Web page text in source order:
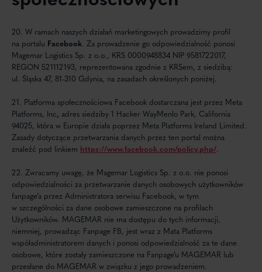
20. W ramach naszych działań marketingowych prowadzimy profil
na portalu Facebook. Za prowadzenie go odpowiedzialność ponosi
Magemar Logistics Sp. z o.o., KRS 0000948834 NIP 9581722017,
REGON 521112193, reprezentowana zgodnie z KRSem, z siedzibą:
ul. Śląska 47, 81-310 Gdynia, na zasadach określonych poniżej.
21. Platforma społecznościowa Facebook dostarczana jest przez Meta
Platforms, Inc, adres siedziby 1 Hacker WayMenlo Park, California
94025, która w Europie działa poprzez Meta Platforms Ireland Limited.
Zasady dotyczące przetwarzania danych przez ten portal można
znaleźć pod linkiem https://www.facebook.com/policy.php/.
22. Zwracamy uwagę, że Magemar Logistics Sp. z o.o. nie ponosi
odpowiedzialności za przetwarzanie danych osobowych użytkowników
fanpage’a przez Administratora serwisu Facebook, w tym
w szczególności za dane osobowe zamieszczone na profilach
Użytkowników. MAGEMAR nie ma dostępu do tych informacji,
niemniej, prowadząc Fanpage FB, jest wraz z Mata Platforms
współadministratorem danych i ponosi odpowiedzialność za te dane
osobowe, które zostały zamieszczone na Fanpage’u MAGEMAR lub
przesłane do MAGEMAR w związku z jego prowadzeniem.